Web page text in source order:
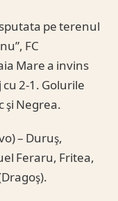
pe terenul
FC
Mare a invins
2-1. Golurile
şi Negrea.
– Duruş,
Feraru, Fritea,